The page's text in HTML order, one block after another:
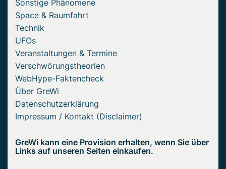
Sonstige Phänomene
Space & Raumfahrt
Technik
UFOs
Veranstaltungen & Termine
Verschwörungstheorien
WebHype-Faktencheck
Über GreWi
Datenschutzerklärung
Impressum / Kontakt (Disclaimer)
GreWi kann eine Provision erhalten, wenn Sie über
Links auf unseren Seiten einkaufen.